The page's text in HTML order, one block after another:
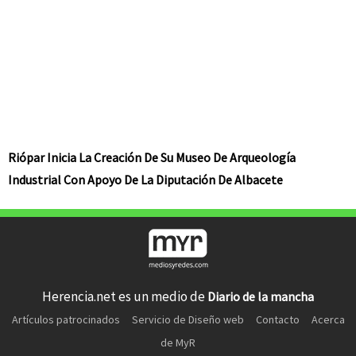
Riópar Inicia La Creación De Su Museo De Arqueología
Industrial Con Apoyo De La Diputación De Albacete
Herencia.net es un medio de Diario de la mancha
Artículos patrocinados Servicio de Diseño web Contacto
Acerca
de MyR